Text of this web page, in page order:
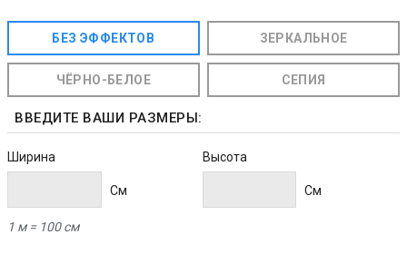
БЕЗ ЭФФЕКТОВ ЗЕРКАЛЬНОЕ
ЧЁРНО-БЕЛОЕ СЕПИЯ
ВВЕДИТЕ ВАШИ РАЗМЕРЫ:
Ширина
Cм
Высота
Cм
1 м = 100 см